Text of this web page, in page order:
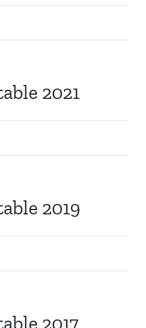
2021
2019
2017